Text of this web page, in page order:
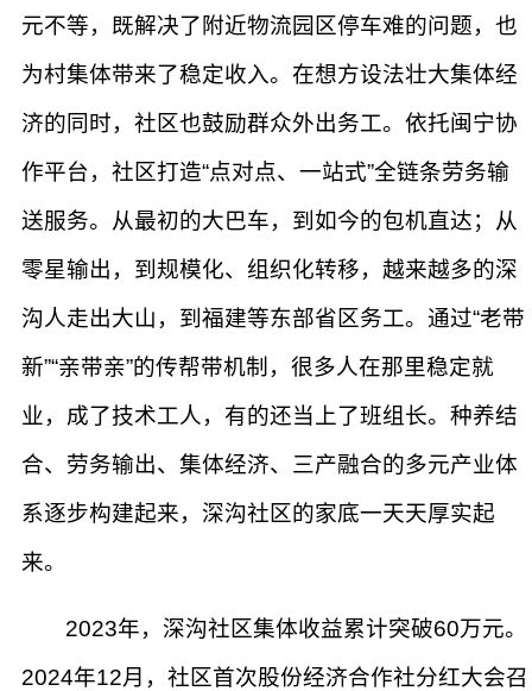
元不等，既解决了附近物流园区停车难的问题，也
为村集体带来了稳定收入。在想方设法壮大集体经
济的同时，社区也鼓励群众外出务工。依托闽宁协
作平台，社区打造“点对点、一站式”全链条劳务输
送服务。从最初的大巴车，到如今的包机直达；从
零星输出，到规模化、组织化转移，越来越多的深
沟人走出大山，到福建等东部省区务工。通过“老带
新”“亲带亲”的传帮带机制，很多人在那里稳定就
业，成了技术工人，有的还当上了班组长。种养结
合、劳务输出、集体经济、三产融合的多元产业体
系逐步构建起来，深沟社区的家底一天天厚实起
来。
2023年，深沟社区集体收益累计突破60万元。
2024年12月，社区首次股份经济合作社分红大会召